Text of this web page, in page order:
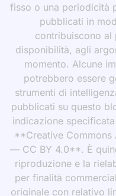
fisso o una periodicità
pubblicati in
contribuiscono al
disponibilità, agli
momento. Alcune
potrebbero essere
strumenti di
pubblicati su questo
indicazione
**Creative Commons
— CC BY 4.0**. È
riproduzione e la
per finalità
originale con relativo